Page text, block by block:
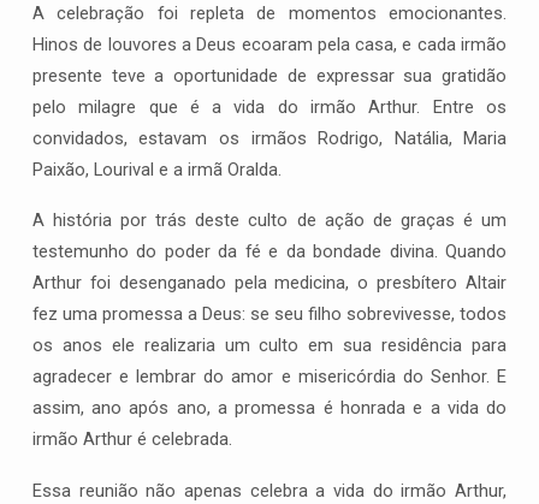
A celebração foi repleta de momentos emocionantes.
Hinos de louvores a Deus ecoaram pela casa, e cada irmão
presente teve a oportunidade de expressar sua gratidão
pelo milagre que é a vida do irmão Arthur. Entre os
convidados, estavam os irmãos Rodrigo, Natália, Maria
Paixão, Lourival e a irmã Oralda.
A história por trás deste culto de ação de graças é um
testemunho do poder da fé e da bondade divina. Quando
Arthur foi desenganado pela medicina, o presbítero Altair
fez uma promessa a Deus: se seu filho sobrevivesse, todos
os anos ele realizaria um culto em sua residência para
agradecer e lembrar do amor e misericórdia do Senhor. E
assim, ano após ano, a promessa é honrada e a vida do
irmão Arthur é celebrada.
Essa reunião não apenas celebra a vida do irmão Arthur,